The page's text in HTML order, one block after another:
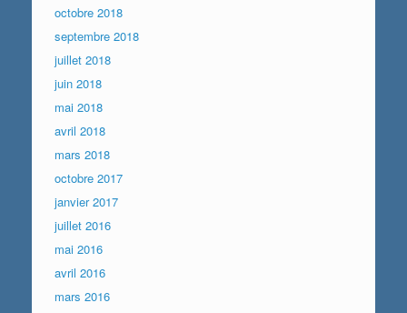
octobre 2018
septembre 2018
juillet 2018
juin 2018
mai 2018
avril 2018
mars 2018
octobre 2017
janvier 2017
juillet 2016
mai 2016
avril 2016
mars 2016